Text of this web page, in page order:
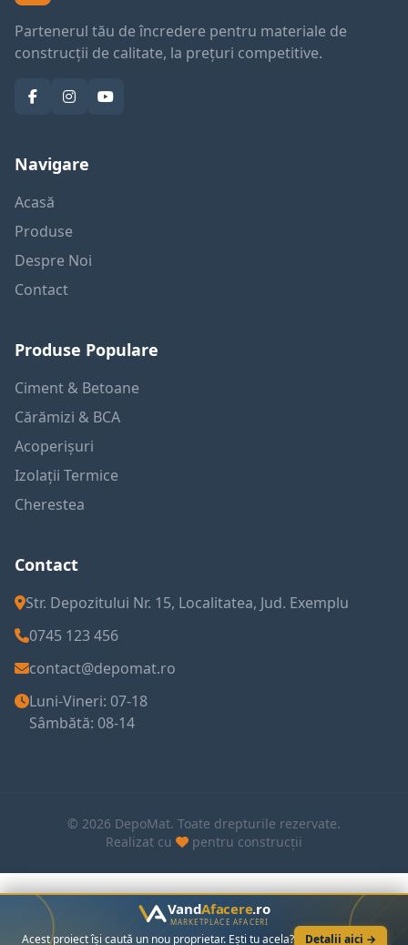
Partenerul tău de încredere pentru materiale de
construcții de calitate, la prețuri competitive.
Navigare
Acasă
Produse
Despre Noi
Contact
Produse Populare
Ciment & Betoane
Cărămizi & BCA
Acoperișuri
Izolații Termice
Cherestea
Contact
Str. Depozitului Nr. 15, Localitatea, Jud. Exemplu
0745 123 456
contact@depomat.ro
Luni-Vineri: 07-18
Sâmbătă: 08-14
© 2026 DepoMat. Toate drepturile rezervate.
Realizat cu
pentru construcții
VandAfacere.ro
MARKETPLACE AFACERI
Acest proiect își caută un nou proprietar. Ești tu acela? Detalii aici →